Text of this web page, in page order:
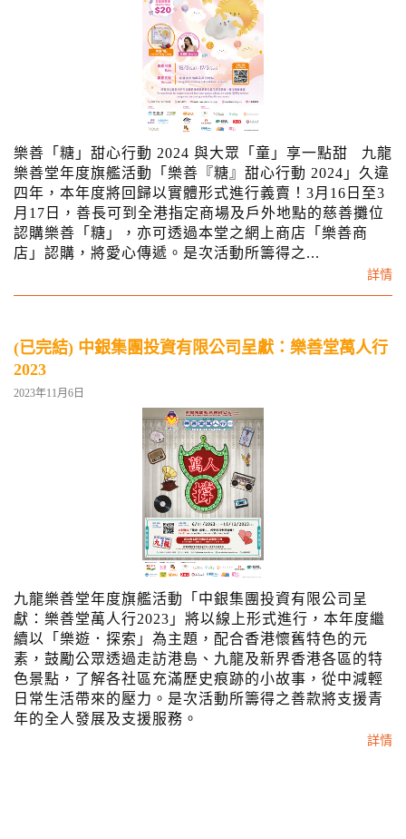
樂善「糖」甜心行動 2024 與大眾「童」享一點甜 九龍
樂善堂年度旗艦活動「樂善『糖』甜心行動 2024」久違
四年，本年度將回歸以實體形式進行義賣！3月16日至3
月17日，善長可到全港指定商場及戶外地點的慈善攤位
認購樂善「糖」，亦可透過本堂之網上商店「樂善商
店」認購，將愛心傳遞。是次活動所籌得之...
詳情
(已完結) 中銀集團投資有限公司呈獻：樂善堂萬人行
2023
2023年11月6日
九龍樂善堂年度旗艦活動「中銀集團投資有限公司呈
獻：樂善堂萬人行2023」將以線上形式進行，本年度繼
續以「樂遊．探索」為主題，配合香港懷舊特色的元
素，鼓勵公眾透過走訪港島、九龍及新界香港各區的特
色景點，了解各社區充滿歷史痕跡的小故事，從中減輕
日常生活帶來的壓力。是次活動所籌得之善款將支援青
年的全人發展及支援服務。
詳情